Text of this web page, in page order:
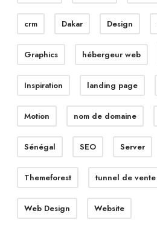
crm Dakar Design
Graphics hébergeur web
Inspiration landing page
Motion nom de domaine
Sénégal SEO Server
Themeforest tunnel de vente
Web Design Website